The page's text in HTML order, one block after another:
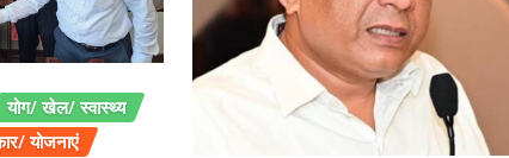
योग/ खेल/ स्वास्थ्य
योजनाएं